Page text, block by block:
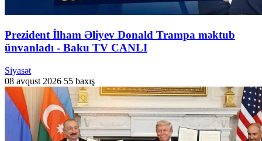
Prezident İlham Əliyev Donald Trampa məktub
ünvanladı - Baku TV CANLI
Siyasət
08 avqust 2026 55 baxış